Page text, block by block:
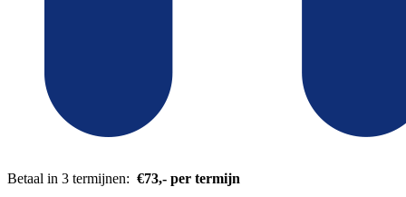
Betaal in 3 termijnen: €73,- per termijn